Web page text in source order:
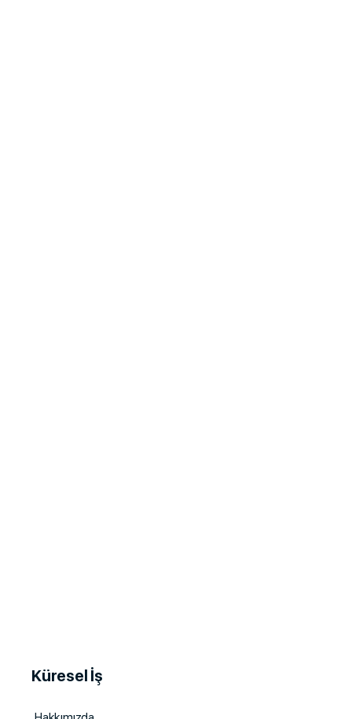
Küresel İş